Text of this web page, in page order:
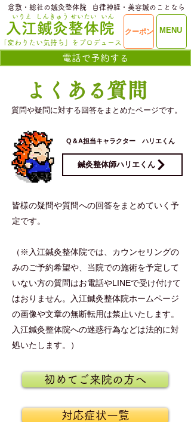
ME
​入江鍼灸整体院
いりえ
MENU
クーポン
電話で予約する
せいたい
しんきゅう いん
「変わりたい気持ち」をプロデュース
​倉敷・総社の鍼灸整体院 ​自律神経・美容鍼のことなら
​よくある質問
質問や疑問に対する回答をまとめたページです。
​Q＆A担当キャラクター ハリエくん
鍼灸整体師ハリエくん
​皆様の疑問や質問への回答をまとめていく予
定です。
​（※ 入江鍼灸整体院では、カウンセリングの
みのご予約希望や、当院での施術を予定して
いない方の質問はお電話やLINEで受け付けて
はおりません。
​入江鍼灸整体院ホームページ
の画像や文章の無断転用は禁止いたします。
入江鍼灸整体院への迷惑行為などは法的に対
処いたします。）
初めてご来院の方へ
対応症状一覧